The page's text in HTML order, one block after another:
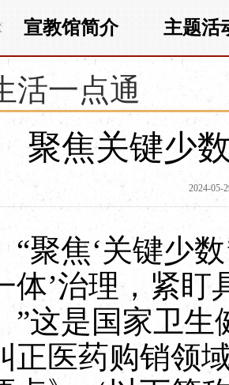
宣教馆简介 主题活
活一点通
聚焦关键少
2024-05-
焦‘关键少数’
体’治理，紧
”这是国家卫生
正医药购销领